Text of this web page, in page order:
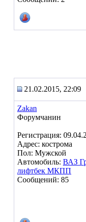
21.02.2015, 22:09
Zakan
Форумчанин
Регистрация:
Адрес: кострома
Пол: Мужской
Автомобиль: ВАЗ
лифтбек МКПП
Сообщений: 85